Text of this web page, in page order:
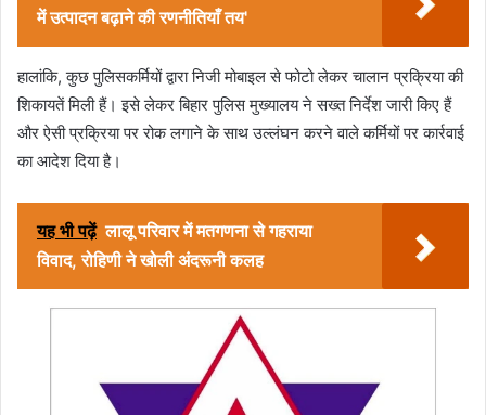
में उत्पादन बढ़ाने की रणनीतियाँ तय'
हालांकि, कुछ पुलिसकर्मियों द्वारा निजी मोबाइल से फोटो लेकर चालान प्रक्रिया की
शिकायतें मिली हैं। इसे लेकर बिहार पुलिस मुख्यालय ने सख्त निर्देश जारी किए हैं
और ऐसी प्रक्रिया पर रोक लगाने के साथ उल्लंघन करने वाले कर्मियों पर कार्रवाई
का आदेश दिया है।
यह भी पढ़ें लालू परिवार में मतगणना से गहराया
विवाद, रोहिणी ने खोली अंदरूनी कलह